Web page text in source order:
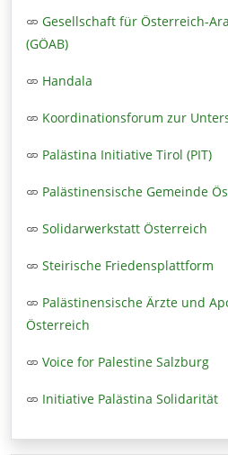
Gesellschaft für Österreich-
(GÖAB)
Handala
Koordinationsforum zur
Palästina Initiative Tirol (PIT)
Palästinensische Gemeinde
Solidarwerkstatt Österreich
Steirische Friedensplattform
Palästinensische Ärzte und
Österreich
Voice for Palestine Salzburg
Initiative Palästina Solidarität